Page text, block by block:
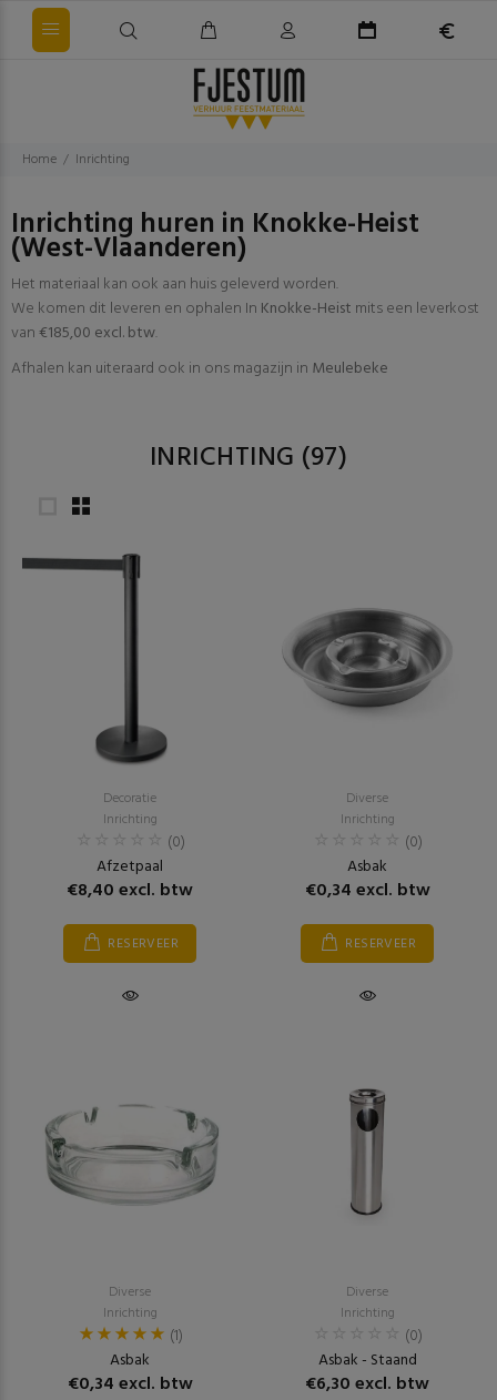
Home Inrichting
Inrichting huren in Knokke-Heist
(West-Vlaanderen)
Het materiaal kan ook aan huis geleverd worden.
We komen dit leveren en ophalen In Knokke-Heist mits een leverkost
van€185,00 excl. btw.
Afhalen kan uiteraard ook in ons magazijn in Meulebeke
INRICHTING (97)
Decoratie
Inrichting
(0)
Afzetpaal
€8,40 excl. btw
RESERVEER
Diverse
Inrichting
(0)
Asbak
€0,34 excl. btw
RESERVEER
Diverse
Inrichting
(1)
Asbak
€0,34 excl. btw
Diverse
Inrichting
(0)
Asbak - Staand
€6,30 excl. btw